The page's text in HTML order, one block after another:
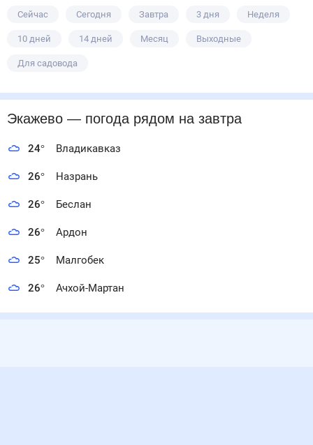
Сейчас Сегодня Завтра 3 дня Неделя
10 дней 14 дней Месяц Выходные
Для садовода
Экажево — погода рядом на завтра
24° Владикавказ
26° Назрань
26° Беслан
26° Ардон
25° Малгобек
26° Ачхой-Мартан